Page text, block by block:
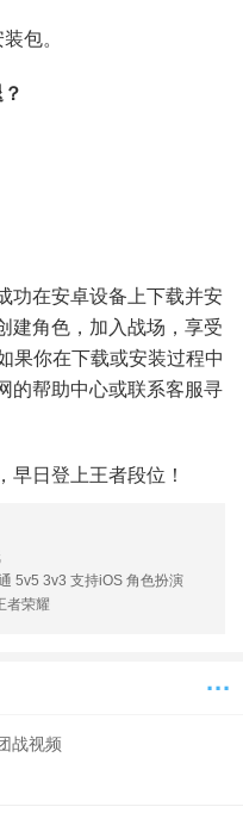
包。
功在安卓设备上下载并安
建角色，加入战场，享受
果你在下载或安装过程中
的帮助中心或联系客服寻
早日登上王者段位！
5v5 3v3 支持iOS 角色扮演
者荣耀
···
战视频